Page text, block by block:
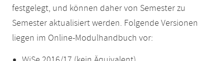
festgelegt, und können daher von Semester zu
Semester aktualisiert werden. Folgende Versionen
liegen im Online-Modulhandbuch vor: